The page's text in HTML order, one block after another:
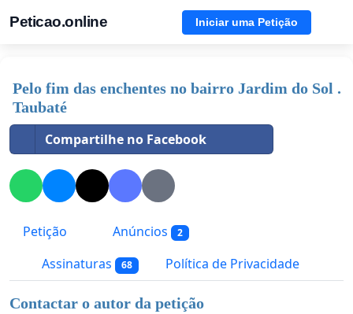
Peticao.online Iniciar uma Petição
Pelo fim das enchentes no bairro Jardim do Sol .
Taubaté
Compartilhe no Facebook
Petição Anúncios 2
Assinaturas 68 Política de Privacidade
Contactar o autor da petição